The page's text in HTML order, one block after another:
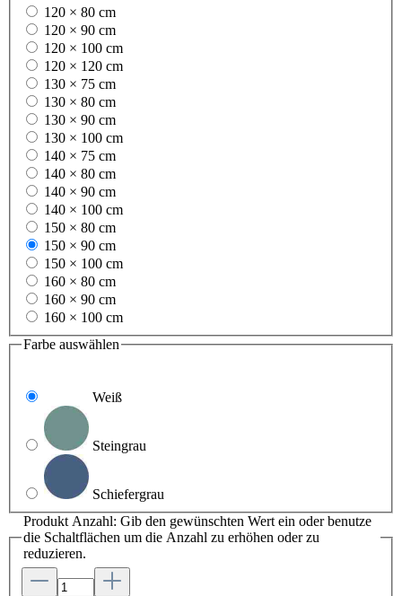
120 × 80 cm
120 × 90 cm
120 × 100 cm
120 × 120 cm
130 × 75 cm
130 × 80 cm
130 × 90 cm
130 × 100 cm
140 × 75 cm
140 × 80 cm
140 × 90 cm
140 × 100 cm
150 × 80 cm
150 × 90 cm
150 × 100 cm
160 × 80 cm
160 × 90 cm
160 × 100 cm
Farbe auswählen
Weiß
Steingrau
Schiefergrau
Produkt Anzahl: Gib den gewünschten Wert ein oder benutze
die Schaltflächen um die Anzahl zu erhöhen oder zu
reduzieren.